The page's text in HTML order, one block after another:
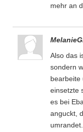
mehr an
Also das
sondern
bearbeite
einsetzte
es bei
anguckt,
umrandet.